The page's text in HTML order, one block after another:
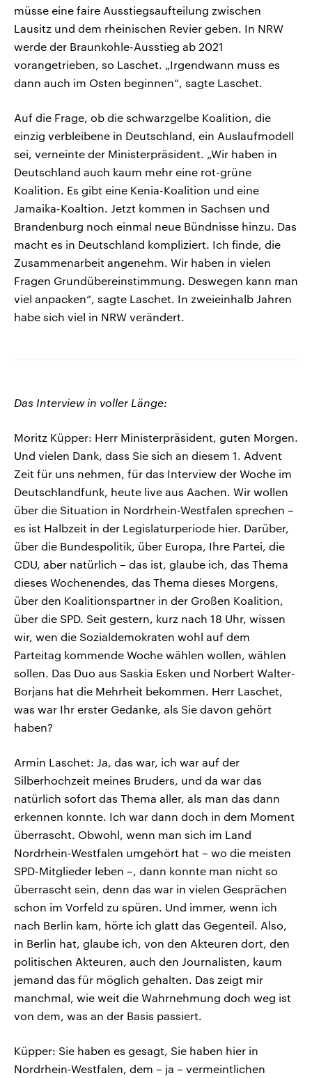
müsse eine faire Ausstiegsaufteilung zwischen
Lausitz und dem rheinischen Revier geben. In NRW
werde der Braunkohle-Ausstieg ab 2021
vorangetrieben, so Laschet. „Irgendwann muss es
dann auch im Osten beginnen“, sagte Laschet.
Auf die Frage, ob die schwarzgelbe Koalition, die
einzig verbleibene in Deutschland, ein Auslaufmodell
sei, verneinte der Ministerpräsident. „Wir haben in
Deutschland auch kaum mehr eine rot-grüne
Koalition. Es gibt eine Kenia-Koalition und eine
Jamaika-Koaltion. Jetzt kommen in Sachsen und
Brandenburg noch einmal neue Bündnisse hinzu. Das
macht es in Deutschland kompliziert. Ich finde, die
Zusammenarbeit angenehm. Wir haben in vielen
Fragen Grundübereinstimmung. Deswegen kann man
viel anpacken“, sagte Laschet. In zweieinhalb Jahren
habe sich viel in NRW verändert.
Das Interview in voller Länge:
Moritz Küpper: Herr Ministerpräsident, guten Morgen.
Und vielen Dank, dass Sie sich an diesem 1. Advent
Zeit für uns nehmen, für das Interview der Woche im
Deutschlandfunk, heute live aus Aachen. Wir wollen
über die Situation in Nordrhein-Westfalen sprechen –
es ist Halbzeit in der Legislaturperiode hier. Darüber,
über die Bundespolitik, über Europa, Ihre Partei, die
CDU, aber natürlich – das ist, glaube ich, das Thema
dieses Wochenendes, das Thema dieses Morgens,
über den Koalitionspartner in der Großen Koalition,
über die SPD. Seit gestern, kurz nach 18 Uhr, wissen
wir, wen die Sozialdemokraten wohl auf dem
Parteitag kommende Woche wählen wollen, wählen
sollen. Das Duo aus Saskia Esken und Norbert Walter-
Borjans hat die Mehrheit bekommen. Herr Laschet,
was war Ihr erster Gedanke, als Sie davon gehört
haben?
Armin Laschet: Ja, das war, ich war auf der
Silberhochzeit meines Bruders, und da war das
natürlich sofort das Thema aller, als man das dann
erkennen konnte. Ich war dann doch in dem Moment
überrascht. Obwohl, wenn man sich im Land
Nordrhein-Westfalen umgehört hat – wo die meisten
SPD-Mitglieder leben –, dann konnte man nicht so
überrascht sein, denn das war in vielen Gesprächen
schon im Vorfeld zu spüren. Und immer, wenn ich
nach Berlin kam, hörte ich glatt das Gegenteil. Also,
in Berlin hat, glaube ich, von den Akteuren dort, den
politischen Akteuren, auch den Journalisten, kaum
jemand das für möglich gehalten. Das zeigt mir
manchmal, wie weit die Wahrnehmung doch weg ist
von dem, was an der Basis passiert.
Küpper: Sie haben es gesagt, Sie haben hier in
Nordrhein-Westfalen, dem – ja – vermeintlichen